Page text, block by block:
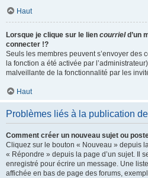
Haut
Lorsque je clique sur le lien courrield’un
connecter !?
Seuls les membres peuvent s’envoyer des
la fonction a été activée par
malveillante de la fonctionnalité par les
Haut
Problèmes liés à la publication
Comment créer un nouveau sujet ou
Cliquez sur le bouton « Nouveau » depuis
« Répondre » depuis la page d’un sujet. Il
enregistré pour écrire un message. Une
affichée en bas de page des forums,